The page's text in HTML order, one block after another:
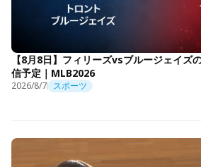
【8月8日】フィリーズvsブルージェイズ
信予定｜MLB2026
2026/8/7 スポーツ